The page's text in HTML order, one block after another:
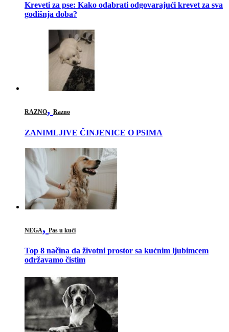
Kreveti za pse: Kako odabrati odgovarajući krevet za sva
godišnja doba?
RAZNO, Razno
ZANIMLJIVE ČINJENICE O PSIMA
NEGA, Pas u kući
Top 8 načina da životni prostor sa kućnim ljubimcem
održavamo čistim